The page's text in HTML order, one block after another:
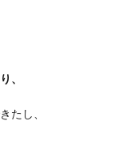
、
たし、